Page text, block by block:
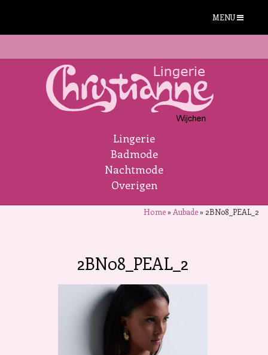
MENU
Lingerie
Badmode
Nachtmode
Overigen
Home» Aubade» 2BN08_PEAL_2
2BN08_PEAL_2